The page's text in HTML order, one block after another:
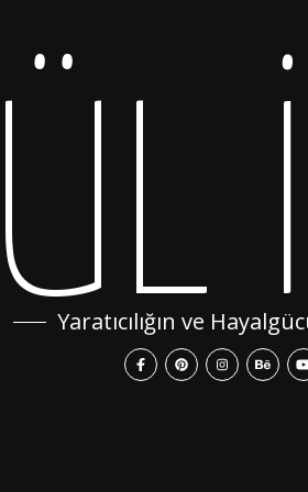
Yaratıcılığın ve